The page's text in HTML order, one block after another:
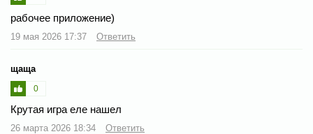
рабочее приложение)
19 мая 2026 17:37 Ответить
щаща
0
Крутая игра еле нашел
26 марта 2026 18:34 Ответить